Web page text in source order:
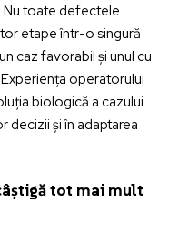
Nu toate defectele
etape într-o singură
caz favorabil și unul cu
operatorului
biologică a cazului
decizii și în adaptarea
tot mai mult